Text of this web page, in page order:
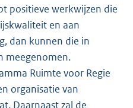
positieve werkwijzen die
en aan
dan kunnen die in
meegenomen.
Ruimte voor Regie
organisatie van
Daarnaast zal de